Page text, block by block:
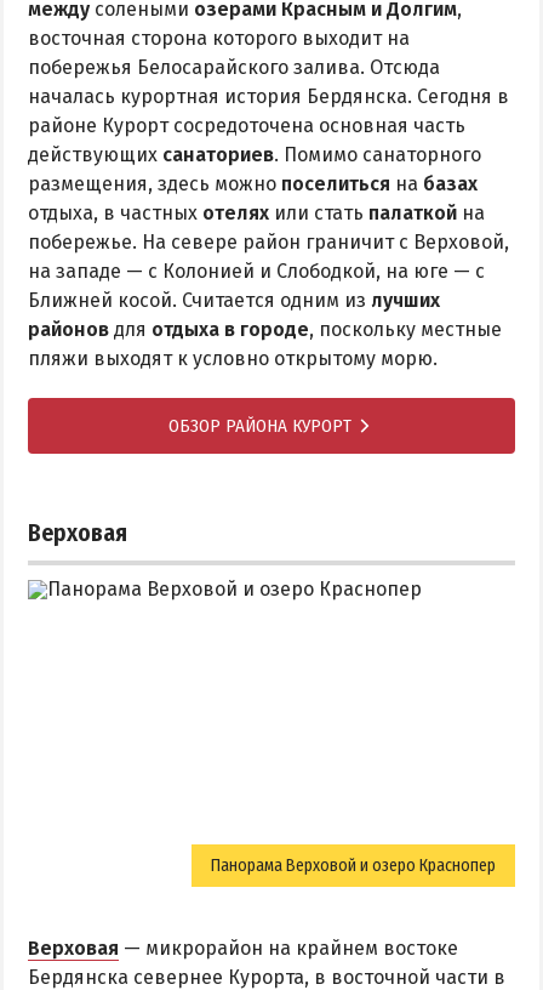
между солеными озерами Красным и Долгим,
восточная сторона которого выходит на
побережья Белосарайского залива. Отсюда
началась курортная история Бердянска. Сегодня в
районе Курорт сосредоточена основная часть
действующих санаториев. Помимо санаторного
размещения, здесь можно поселиться на базах
отдыха, в частных отелях или стать палаткой на
побережье. На севере район граничит с Верховой,
на западе — с Колонией и Слободкой, на юге — с
Ближней косой. Считается одним из лучших
районов для отдыха в городе, поскольку местные
пляжи выходят к условно открытому морю.
ОБЗОР РАЙОНА КУРОРТ
Верховая
Панорама Верховой и озеро Краснопер
Верховая — микрорайон на крайнем востоке
Бердянска севернее Курорта, в восточной части в